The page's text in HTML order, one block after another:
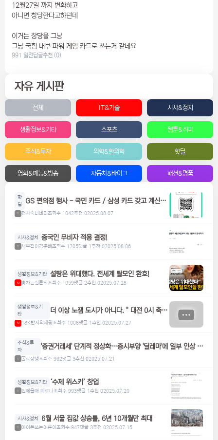
12월27일 까지 변화하고
아니면 창당한다고하던데
이거는 창당을 그냥
그냥 국힘 내부 파워 게임 카드로 쓰는거 같네요
991 일전답글추천 (0)
자유 게시판
전체 IT&기술 시사&정치
생활정보&기타 스포츠 웹툰&취미
주식&투자 의학&한의학 핫딜
영화&예능&방송 자동차&바이크 패션&명품
핫
딜
GS 편의점 행사 - 국민 카드 / 삼성 카드 갖고 계신분
1 천사숙녀네티조회수 1042추천 02025.08.07
시사&정치 중국인 무비자 적용 결정!
1 새우잡이김춘배조회수 1205댓글 1추천 02025.08.06
생활정보&기타 설탕은 위대했다. 전세계 탈모인 환호!
M 홍차는실론티조회수 1059댓글 2추천 02025.07.28
생활정보&기
타
더 이상 노잼 도시가 아니다. " 대전 0시 축
M 18K반지의제왕조회수 1008댓글 1추천 02025.07.27
주식&투
자
'증권거래세' 단계적 정상화…증시부양 '딜레마'에 일부 인상 검
1 꿀로장생조회수 962댓글 3추천 02025.07.21
생활정보&기타 ‘수제 위스키’ 창업
1 집에올때 메로나조회수 993댓글 1추천 02025.07.20
시사&정치 6월 서울 집값 상승률, 6년 10개월만 최대
1 아이폰쓰는어른이 조회수 947댓글 3추천 02025.07.15